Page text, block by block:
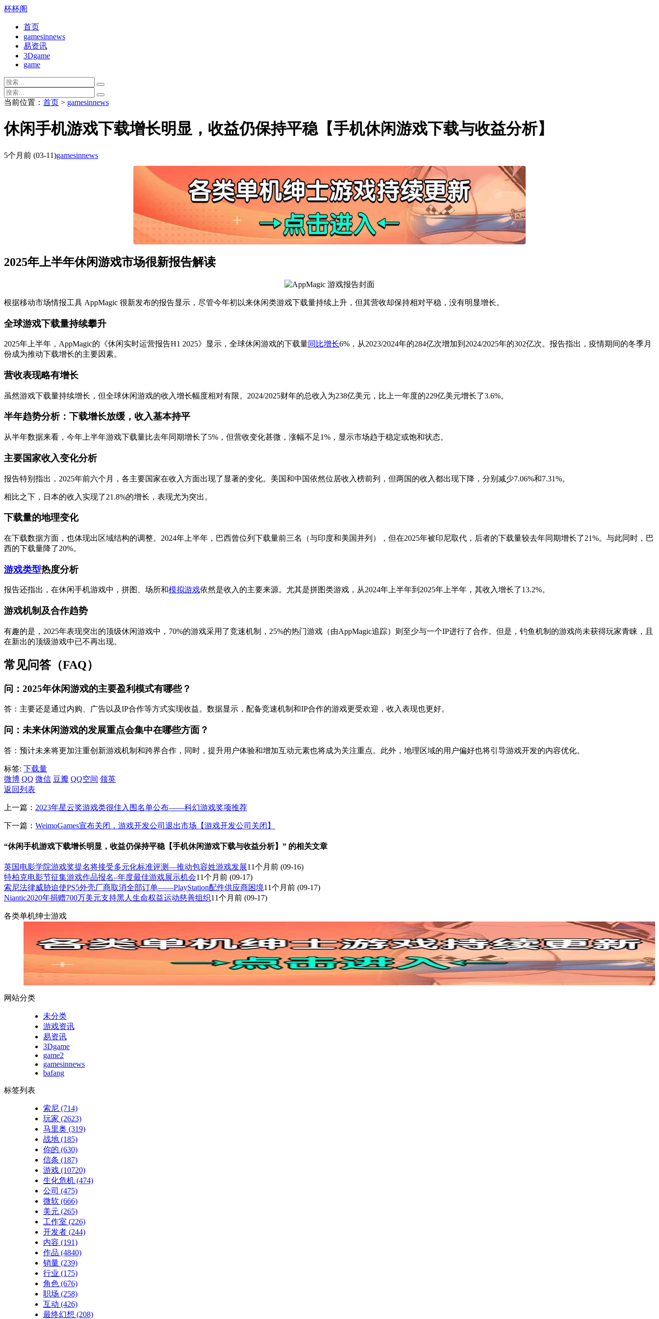
杯杯阁
首页
gamesinnews
易资讯
3Dgame
game
当前位置： 首页 > gamesinnews
休闲手机游戏下载增长明显，收益仍保持平稳【手机休闲游戏下载与收益分析】
5个月前 (03-11)gamesinnews
2025年上半年休闲游戏市场很新报告解读
根据移动市场情报工具 AppMagic 很新发布的报告显示，尽管今年初以来休闲类游戏下载量持续上升，但其营收却保持相对平稳，没有明显增长。
全球游戏下载量持续攀升
2025年上半年，AppMagic的《休闲实时运营报告H1 2025》显示，全球休闲游戏的下载量同比增长6%，从2023/2024年的284亿次增加到2024/2025年的302亿次。报告指出，疫情期间的冬季月
份成为推动下载增长的主要因素。
营收表现略有增长
虽然游戏下载量持续增长，但全球休闲游戏的收入增长幅度相对有限。2024/2025财年的总收入为238亿美元，比上一年度的229亿美元增长了3.6%。
半年趋势分析：下载增长放缓，收入基本持平
从半年数据来看，今年上半年游戏下载量比去年同期增长了5%，但营收变化甚微，涨幅不足1%，显示市场趋于稳定或饱和状态。
主要国家收入变化分析
报告特别指出，2025年前六个月，各主要国家在收入方面出现了显著的变化。美国和中国依然位居收入榜前列，但两国的收入都出现下降，分别减少7.06%和7.31%。
相比之下，日本的收入实现了21.8%的增长，表现尤为突出。
下载量的地理变化
在下载数据方面，也体现出区域结构的调整。2024年上半年，巴西曾位列下载量前三名（与印度和美国并列），但在2025年被印尼取代，后者的下载量较去年同期增长了21%。与此同时，巴
西的下载量降了20%。
游戏类型热度分析
报告还指出，在休闲手机游戏中，拼图、场所和模拟游戏依然是收入的主要来源。尤其是拼图类游戏，从2024年上半年到2025年上半年，其收入增长了13.2%。
游戏机制及合作趋势
有趣的是，2025年表现突出的顶级休闲游戏中，70%的游戏采用了竞速机制，25%的热门游戏（由AppMagic追踪）则至少与一个IP进行了合作。但是，钓鱼机制的游戏尚未获得玩家青睐，且
在新出的顶级游戏中已不再出现。
常见问答（FAQ）
问：2025年休闲游戏的主要盈利模式有哪些？
答：主要还是通过内购、广告以及IP合作等方式实现收益。数据显示，配备竞速机制和IP合作的游戏更受欢迎，收入表现也更好。
问：未来休闲游戏的发展重点会集中在哪些方面？
答：预计未来将更加注重创新游戏机制和跨界合作，同时，提升用户体验和增加互动元素也将成为关注重点。此外，地理区域的用户偏好也将引导游戏开发的内容优化。
标签: 下载量
微博 QQ 微信 豆瓣 QQ空间 领英
返回列表
上一篇： 2023年星云奖游戏类很佳入围名单公布——科幻游戏奖项推荐
下一篇： WeimoGames宣布关闭，游戏开发公司退出市场【游戏开发公司关闭】
“休闲手机游戏下载增长明显，收益仍保持平稳【手机休闲游戏下载与收益分析】” 的相关文章
英国电影学院游戏奖提名将接受多元化标准评测—推动包容姓游戏发展11个月前 (09-16)
特柏克电影节征集游戏作品报名–年度最佳游戏展示机会11个月前 (09-17)
索尼法律威胁迫使PS5外壳厂商取消全部订单——PlayStation配件供应商困境11个月前 (09-17)
Niantic2020年捐赠700万美元支持黑人生命权益运动慈善组织11个月前 (09-17)
各类单机绅士游戏
网站分类
未分类
游戏资讯
易资讯
3Dgame
game2
gamesinnews
bafang
标签列表
索尼 (714)
玩家 (2623)
马里奥 (319)
战地 (185)
你的 (630)
信条 (187)
游戏 (10720)
生化危机 (474)
公司 (475)
微软 (666)
美元 (265)
工作室 (226)
开发者 (244)
内容 (191)
作品 (4840)
销量 (239)
行业 (175)
角色 (676)
职场 (258)
互动 (426)
最终幻想 (208)